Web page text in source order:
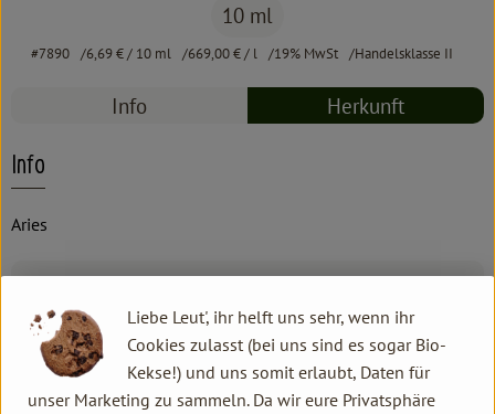
10 ml
#7890 6,69 €/ 10 ml 669,00 €/ l 19% MwSt Handelsklasse II
Info Herkunft
Info
Aries
Produktdatenblatt
Liebe Leut', ihr helft uns sehr, wenn ihr
Cookies zulasst (bei uns sind es sogar Bio-
Kekse!) und uns somit erlaubt, Daten für
unser Marketing zu sammeln. Da wir eure Privatsphäre